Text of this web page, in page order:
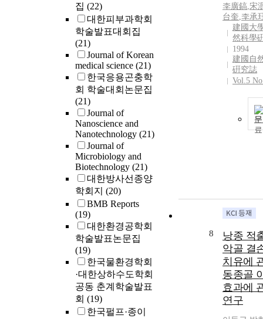
집 (22)
대한피부과학회
학술발표대회집
(21)
Journal of Korean
medical science (21)
한국응용곤충학
회 학술대회논문집
(21)
Journal of
Nanoscience and
Nanotechnology (21)
Journal of
Microbiology and
Biotechnology (21)
대한방사선종양
학회지 (20)
BMB Reports
(19)
대한환경공학회
학술발표논문집
(19)
한국물환경학회
·대한상하수도학회
공동 춘계학술발표
회 (19)
한국펄프·종이
李廣鎬,宋
台奎,李承
建國大
然科學
1994
建國自
硏究誌
Vol.5
8
낭종 적
악골 결
치유에
동종골
효과에
연구